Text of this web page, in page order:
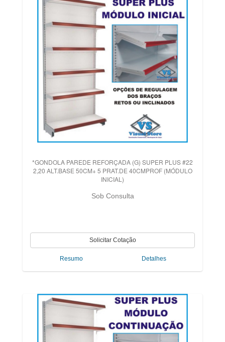
*GONDOLA PAREDE REFORÇADA (G) SUPER PLUS #22
2,20 ALT.BASE 50CM+ 5 PRAT.DE 40CMPROF (MÓDULO
INICIAL)
Sob Consulta
Resumo Detalhes